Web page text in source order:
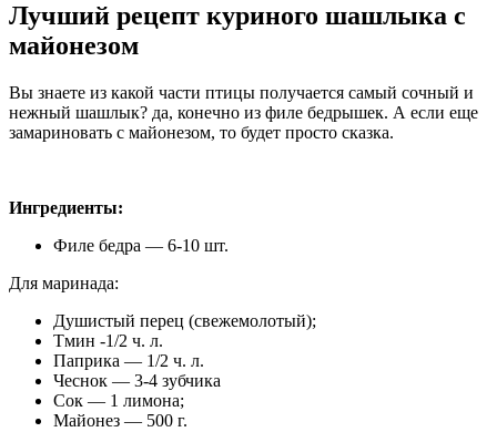
Лучший рецепт куриного шашлыка с
майонезом
Вы знаете из какой части птицы получается самый сочный и
нежный шашлык? да, конечно из филе бедрышек. А если еще
замариновать с майонезом, то будет просто сказка.
Ингредиенты:
Филе бедра — 6-10 шт.
Для маринада:
Душистый перец (свежемолотый);
Тмин -1/2 ч. л.
Паприка — 1/2 ч. л.
Чеснок — 3-4 зубчика
Сок — 1 лимона;
Майонез — 500 г.